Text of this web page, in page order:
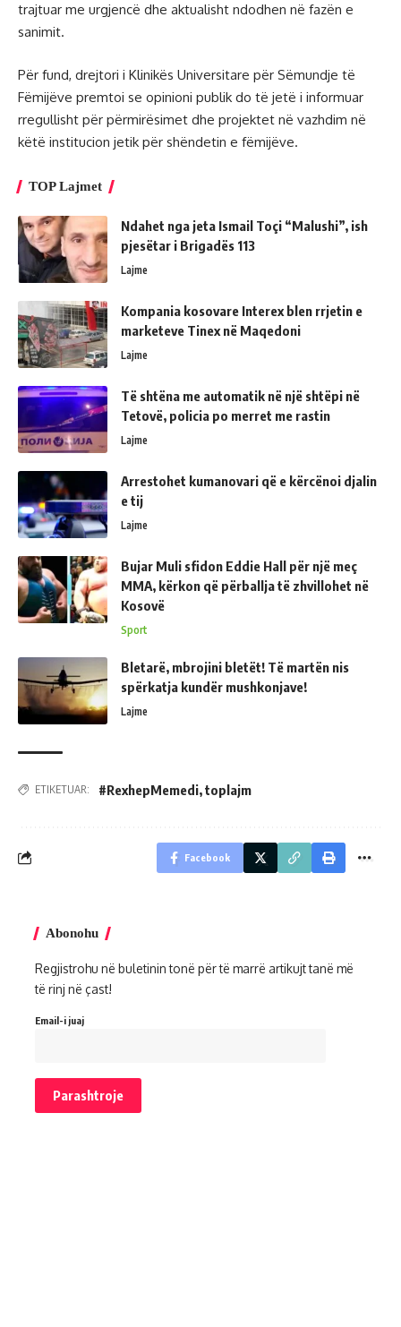
trajtuar me urgjencë dhe aktualisht ndodhen në fazën e
sanimit.
Për fund, drejtori i Klinikës Universitare për Sëmundje të
Fëmijëve premtoi se opinioni publik do të jetë i informuar
rregullisht për përmirësimet dhe projektet në vazhdim në
këtë institucion jetik për shëndetin e fëmijëve.
TOP Lajmet
Ndahet nga jeta Ismail Toçi “Malushi”, ish
pjesëtar i Brigadës 113
Lajme
Kompania kosovare Interex blen rrjetin e
marketeve Tinex në Maqedoni
Lajme
Të shtëna me automatik në një shtëpi në
Tetovë, policia po merret me rastin
Lajme
Arrestohet kumanovari që e kërcënoi djalin
e tij
Lajme
Bujar Muli sfidon Eddie Hall për një meç
MMA, kërkon që përballja të zhvillohet në
Kosovë
Sport
Bletarë, mbrojini bletët! Të martën nis
spërkatja kundër mushkonjave!
Lajme
ETIKETUAR: #RexhepMemedi,toplajm
Facebook
Abonohu
Regjistrohu në buletinin tonë për të marrë artikujt tanë më
të rinj në çast!
Email-i juaj